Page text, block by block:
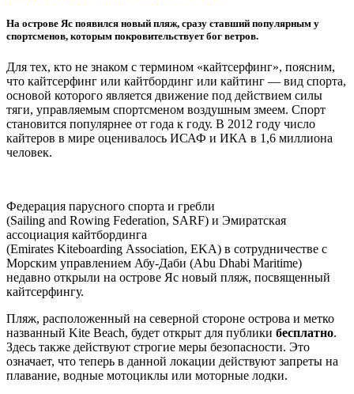
На острове Яс появился новый пляж, сразу ставший популярным у
спортсменов, которым покровительствует бог ветров.
Для тех, кто не знаком с термином «кайтсерфинг», поясним,
что кайтсерфинг или кайтбординг или кайтинг — вид спорта,
основой которого является движение под действием силы
тяги, управляемым спортсменом воздушным змеем. Спорт
становится популярнее от года к году. В 2012 году число
кайтеров в мире оценивалось ИСАФ и ИКА в 1,6 миллиона
человек.
Федерация парусного спорта и гребли
(Sailing and Rowing Federation, SARF) и Эмиратская
ассоциация кайтбординга
(Emirates Kiteboarding Association, EKA) в сотрудничестве с
Морским управлением Абу-Даби (Abu Dhabi Maritime)
недавно открыли на острове Яс новый пляж, посвященный
кайтсерфингу.
Пляж, расположенный на северной стороне острова и метко
названный Kite Beach, будет открыт для публики бесплатно.
Здесь также действуют строгие меры безопасности. Это
означает, что теперь в данной локации действуют запреты на
плавание, водные мотоциклы или моторные лодки.